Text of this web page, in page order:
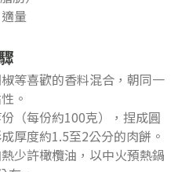
量
等喜歡的香料混合，朝同一
。
（每份約100克），捏成圓
厚度約1.5至2公分的肉餅。
少許橄欖油，以中火預熱鍋